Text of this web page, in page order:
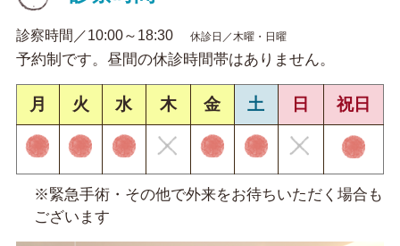
診察時間／10:00～18:30 休診日／木曜・日曜
予約制です。昼間の休診時間帯はありません。
月 火 水 木 金 土 日 祝日
※緊急手術・その他で外来をお待ちいただく場合も
ございます